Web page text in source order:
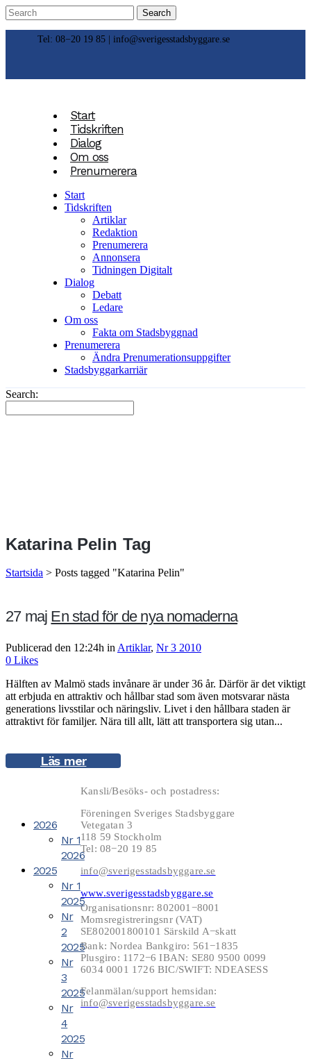
Tel: 08−20 19 85 | info@sverigesstadsbyggare.se
Start
Tidskriften
Dialog
Om oss
Prenumerera
Start
Tidskriften
Artiklar
Redaktion
Prenumerera
Annonsera
Tidningen Digitalt
Dialog
Debatt
Ledare
Om oss
Fakta om Stadsbyggnad
Prenumerera
Ändra Prenumerationsuppgifter
Stadsbyggarkarriär
Search:
Katarina Pelin Tag
Startsida > Posts tagged "Katarina Pelin"
27 maj En stad för de nya nomaderna
Publicerad den 12:24h in Artiklar, Nr 3 2010
0 Likes
Hälften av Malmö stads invånare är under 36 år. Därför är det viktigt
att erbjuda en attraktiv och hållbar stad som även motsvarar nästa
generations livsstilar och näringsliv. Livet i den hållbara staden är
attraktivt för familjer. Nära till allt, lätt att transportera sig utan...
Läs mer
2026
Nr 1
2026
2025
Nr 1
2025
Nr
2
2025
Nr
3
2025
Nr
4
2025
Nr
Kansli/Besöks- och postadress:
Föreningen Sveriges Stadsbyggare
Vetegatan 3
118 59 Stockholm
Tel: 08−20 19 85
info@sverigesstadsbyggare.se
www.sverigesstadsbyggare.se
Organisationsnr: 802001−8001
Momsregistreringsnr (VAT)
SE802001800101 Särskild A−skatt
Bank: Nordea Bankgiro: 561−1835
Plusgiro: 1172−6 IBAN: SE80 9500 0099
6034 0001 1726 BIC/SWIFT: NDEASESS
Felanmälan/support hemsidan:
info@sverigesstadsbyggare.se